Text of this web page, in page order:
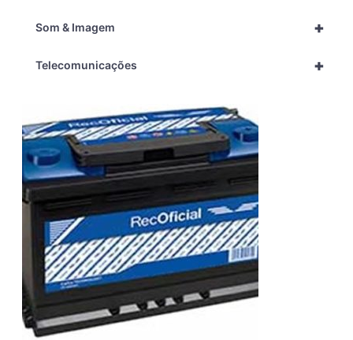
+
Som & Imagem
+
Telecomunicações